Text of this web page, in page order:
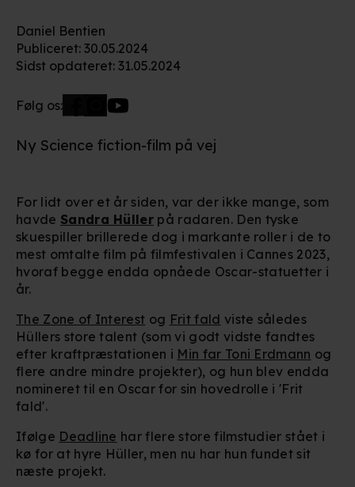
Daniel Bentien
Publiceret: 30.05.2024
Sidst opdateret: 31.05.2024
Følg os:
Ny Science fiction-film på vej
For lidt over et år siden, var der ikke mange, som
havde Sandra Hüller på radaren. Den tyske
skuespiller brillerede dog i markante roller i de to
mest omtalte film på filmfestivalen i Cannes 2023,
hvoraf begge endda opnåede Oscar-statuetter i
år.
The Zone of Interest og Frit fald viste således
Hüllers store talent (som vi godt vidste fandtes
efter kraftpræstationen i Min far Toni Erdmann og
flere andre mindre projekter), og hun blev endda
nomineret til en Oscar for sin hovedrolle i 'Frit
fald'.
Ifølge Deadline har flere store filmstudier stået i
kø for at hyre Hüller, men nu har hun fundet sit
næste projekt.